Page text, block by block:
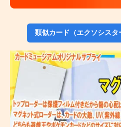
類似カード（エクソシス